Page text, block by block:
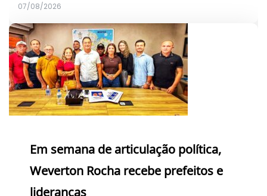
07/08/2026
Em semana de articulação política,
Weverton Rocha recebe prefeitos e